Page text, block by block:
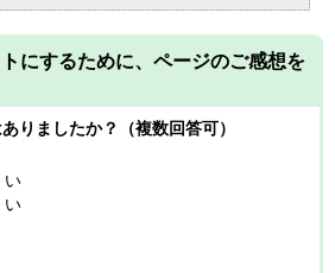
にするために、ページのご感想を
りましたか？（複数回答可）
い
い